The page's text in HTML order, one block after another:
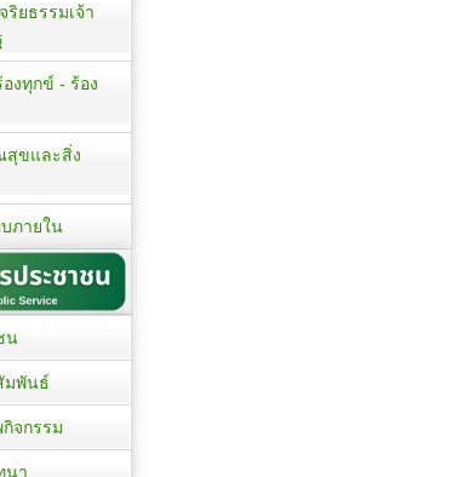
ริยธรรมเจ้า
องทุกข์ - ร้อง
สุขและสิ่ง
ภายใน
น
มพันธ์
จกรรม
นา